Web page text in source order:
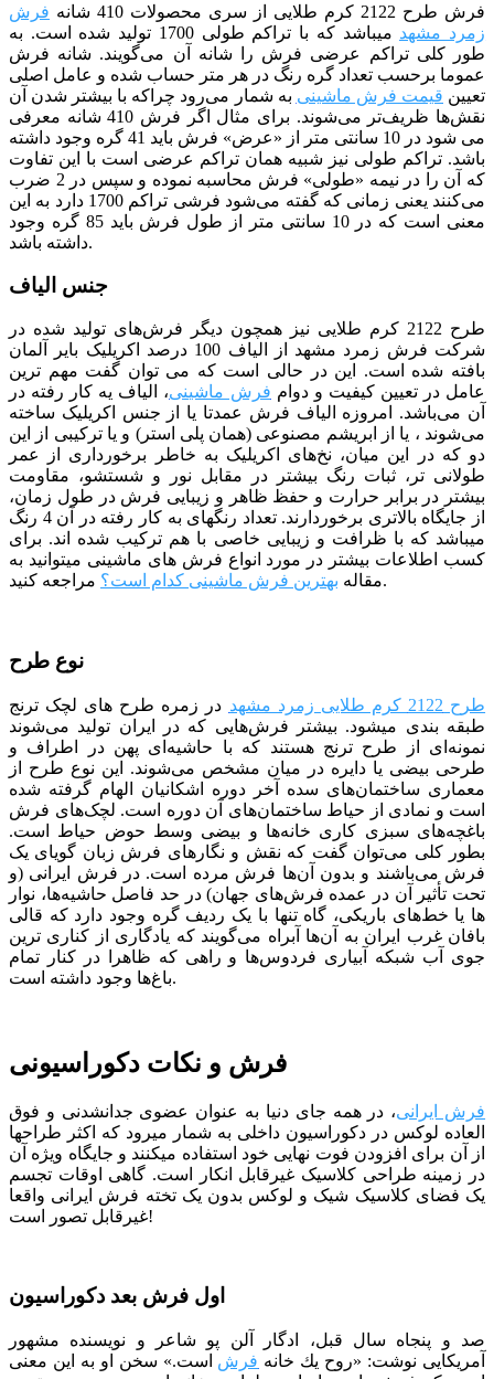
فرش طرح 2122 کرم طلایی از سری محصولات 410 شانه
فرش
زمرد مشهد
می­باشد که با تراکم طولی 1700 تولید شده است. به
طور کلی تراکم عرضی فرش را شانه آن می‌گویند. شانه فرش
عموما برحسب تعداد گره رنگ در هر متر حساب شده و عامل اصلی
تعیین قیمت فرش ماشینی به شمار می‌رود چراکه با بیشتر شدن آن
نقش‌ها ظریف‌تر می‌شوند. برای مثال اگر فرش 410 شانه معرفی
می شود در 10 سانتی متر از «عرض» فرش باید 41 گره وجود داشته
باشد. تراکم طولی نیز شبیه همان تراکم عرضی است با این تفاوت
که آن را در نیمه «طولی» فرش محاسبه نموده و سپس در 2 ضرب
می‌کنند یعنی زمانی که گفته می‌شود فرشی تراکم 1700 دارد به این
معنی است که در 10 سانتی متر از طول فرش باید 85 گره وجود
داشته باشد.
جنس الیاف
طرح 2122 کرم طلایی نیز همچون دیگر فرش‌های تولید شده در
شرکت فرش زمرد مشهد از الیاف 100 درصد اکریلیک بایر آلمان
بافته شده است. این در حالی است که می توان گفت مهم ترین
عامل در تعیین کیفیت و دوام فرش ماشینی، الیاف یه کار رفته در
آن می‌باشد. امروزه الیاف فرش عمدتا یا از جنس اکریلیک ساخته
می‌شوند ، یا از ابریشم مصنوعی (همان پلی استر) و یا ترکیبی از این
دو که در این میان، نخ‌های اکریلیک به خاطر برخورداری از عمر
طولانی تر، ثبات رنگ بیشتر در مقابل نور و شستشو، مقاومت
بیشتر در برابر حرارت و حفظ ظاهر و زیبایی فرش در طول زمان،
از جایگاه بالاتری برخوردارند. تعداد رنگ­­های به کار رفته در آن 4 رنگ
می­باشد که با ظرافت و زیبایی خاصی با هم ترکیب شده­ اند. برای
کسب اطلاعات بیشتر در مورد انواع فرش های ماشینی میتوانید به
مقاله بهترین فرش ماشینی کدام است؟ مراجعه کنید.
نوع طرح
طرح 2122 کرم طلایی زمرد مشهد
در زمره طرح های لچک ترنج
طبقه بندی می­شود. بیشتر فرش‌هایی که در ایران تولید می‌شوند
نمونه‌ای از طرح ترنج هستند که با حاشیه‌ای پهن در اطراف و
طرحی بیضی یا دایره در میان مشخص می‌شوند. این نوع طرح از
معماری ساختمان‌های سده آخر دوره اشکانیان الهام گرفته شده
است و نمادی از حیاط ساختمان‌های آن دوره است. لچک‌های فرش
باغچه‌های سبزی کاری خانه‌ها و بیضی وسط حوض حیاط است.
بطور کلی می‌توان گفت که نقش و نگارهای فرش زبان گویای یک
فرش می‌باشند و بدون آن‌ها فرش مرده است. در فرش ایرانی (و
تحت تأثیر آن در عمده فرش‌های جهان) در حد فاصل حاشیه‌ها، نوار
ها یا خط‌های باریکی، ‌گاه تنها با یک ردیف گره وجود دارد که قالی
بافان غرب ایران به آن‌ها آبراه می‌گویند که یادگاری از کناری ترین
جوی آب شبکه‌ آبیاری فردوس‌ها و راهی که ظاهرا در کنار تمام
باغ‌ها وجود داشته است.
فرش و نکات دکوراسیونی
فرش ایرانی، در همه جای دنیا به عنوان عضوی جدانشدنی و فوق
العاده لوکس در دکوراسیون داخلی به شمار میرود که اکثر طراح­ها
از آن برای افزودن فوت نهایی خود استفاده می­کنند و جایگاه ویژه آن
در زمینه طراحی کلاسیک غیرقابل انکار است. گاهی اوقات تجسم
یک فضای کلاسیک شیک و لوکس بدون یک تخته فرش ایرانی واقعا
غیرقابل تصور است!
اول فرش بعد دکوراسیون
صد و پنجاه سال قبل، ادگار آلن پو شاعر و نویسنده مشهور
آمریکایی نوشت: «روح یك خانه فرش است.» سخن او به این معنی